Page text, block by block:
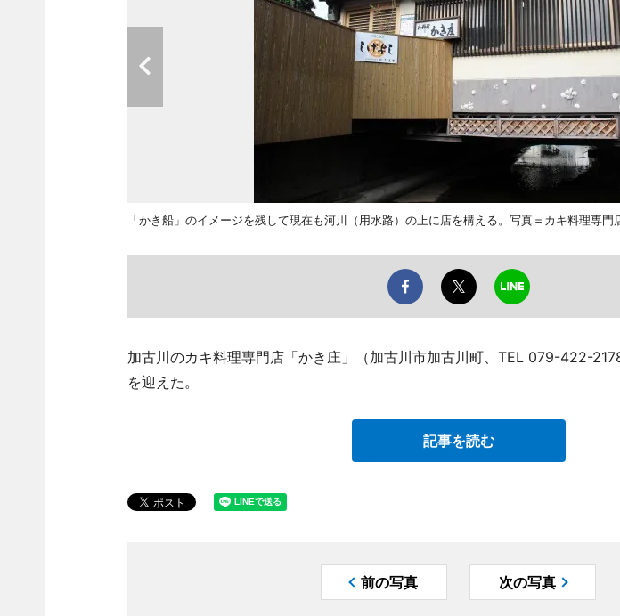
「かき船」のイメージを残して現在も河川（用水路）の上に店を構える。写真＝カキ料理専門
加古川のカキ料理専門店「かき庄」（加古川市加古川町、TEL 079-422-
を迎えた。
記事を読む
前の写真 次の写真